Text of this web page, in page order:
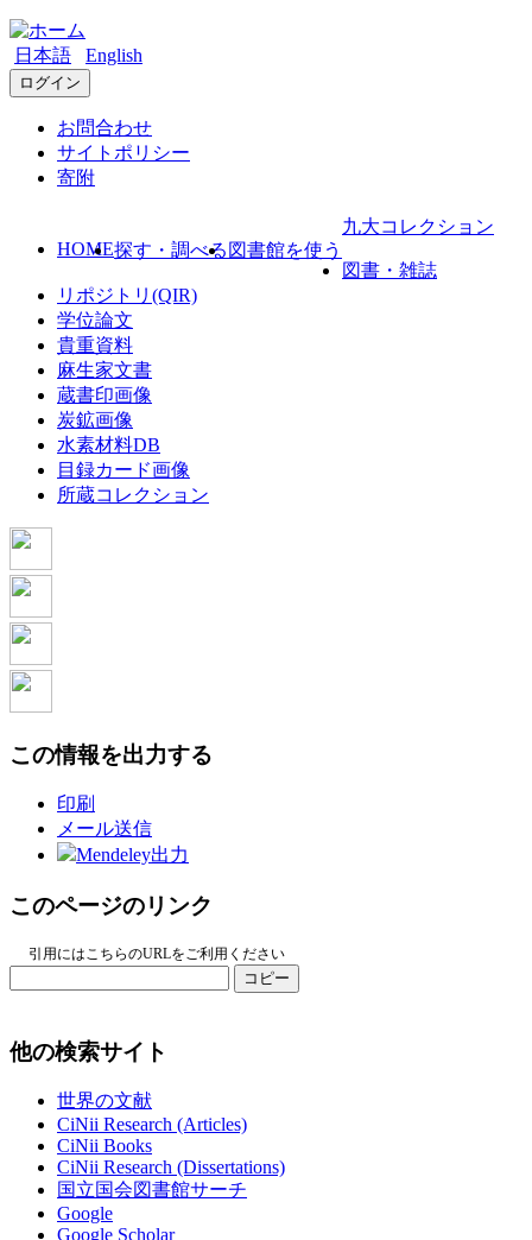
日本語 English
ログイン
お問合わせ
サイトポリシー
寄附
HOME探す・調べる 図書館を使う
九大コレクション
図書・雑誌
リポジトリ(QIR)
学位論文
貴重資料
麻生家文書
蔵書印画像
炭鉱画像
水素材料DB
目録カード画像
所蔵コレクション
この情報を出力する
印刷
メール送信
Mendeley出力
このページのリンク
引用にはこちらのURLをご利用ください
コピー
他の検索サイト
世界の文献
CiNii Research (Articles)
CiNii Books
CiNii Research (Dissertations)
国立国会図書館サーチ
Google
Google Scholar